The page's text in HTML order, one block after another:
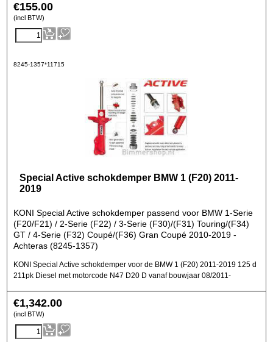
€155.00
(incl BTW)
8245-1357*11715
Special Active schokdemper BMW 1 (F20) 2011-
2019
KONI Special Active schokdemper passend voor BMW 1-Serie
(F20/F21) / 2-Serie (F22) / 3-Serie (F30)/(F31) Touring/(F34)
GT / 4-Serie (F32) Coupé/(F36) Gran Coupé 2010-2019 -
Achteras (8245-1357)
KONI Special Active schokdemper voor de BMW 1 (F20) 2011-2019 125 d
211pk Diesel met motorcode N47 D20 D vanaf bouwjaar 08/2011-
€1,342.00
(incl BTW)